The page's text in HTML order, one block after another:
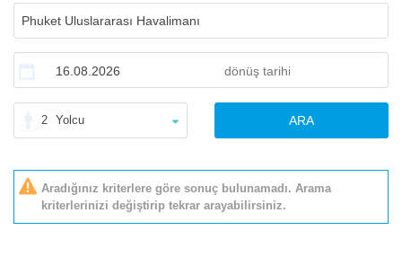
2 Yolcu ARA
Aradığınız kriterlere göre sonuç bulunamadı. Arama
kriterlerinizi değiştirip tekrar arayabilirsiniz.